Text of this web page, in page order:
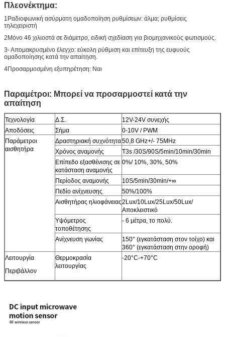
Πλεονέκτημα:
1Ραδιοφωνική ασύρματη ομαδοποίηση ρυθμίσεων: άλμα; ρυθμίσεις
τηλεχειριστή
2Μόνο 46 χιλιοστά σε διάμετρο, ειδική σχεδίαση για βιομηχανικούς φωτισμούς.
3- Απομακρυσμένο έλεγχο: εύκολη ρύθμιση και επίτευξη της ευφυούς
ομαδοποίησης κατά την απαίτηση.
4Προσαρμοσμένη εξυπηρέτηση: Ναι
Παραμέτροι: Μπορεί να προσαρμοστεί κατά την
απαίτηση
Τεχνολογία Δ.Σ.
12V-24V συνεχής
Αποδόσεις
Σήμα
0-10V / PWM
Παράμετροι
αισθητήρα
Δραστηριακή συχνότητα50,8 GHz+/- 75MHz
Χρόνος αναμονής
Τ3s /30S/90S/5min/10min/30min
Επίπεδο εξασθένισης σε
κατάσταση αναμονής
0%/ 10%, 30%, 50%
Περίοδος αναμονής
10S/5min/30min/+∞
Πεδίο ανίχνευσης
50%/100%
Αισθητήρας ηλιοφάνειας2Lux/10Lux/25Lux/50Lux/
Αποκλειστικό
Υψόμετρος
τοποθέτησης
- 6 μέτρα, το πολύ.
Ανίχνευση γωνίας
150° (εγκατάσταση στον τοίχο) και
360° (εγκατάσταση στην οροφή)
Λειτουργία
Περιβάλλον
Θερμοκρασία
λειτουργίας
-20°C-+70°C